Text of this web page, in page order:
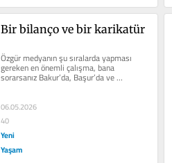
Bir bilanço ve bir karikatür
Özgür medyanın şu sıralarda yapması
gereken en önemli çalışma, bana
sorarsanız Bakur’da, Başur’da ve
Rojava’da süregiden Türk...
06.05.2026
40
Yeni
Yaşam